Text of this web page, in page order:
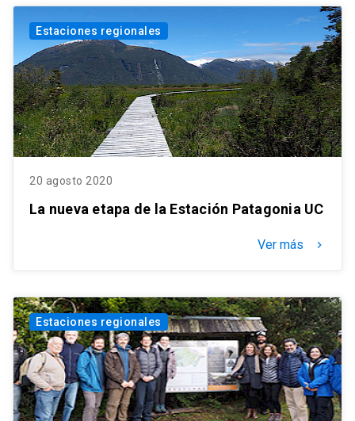
Estaciones regionales
20 agosto 2020
La nueva etapa de la Estación Patagonia UC
Ver más keyboard_arrow_right
Estaciones regionales